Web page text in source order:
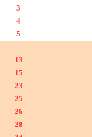
3
4
5
13
15
23
25
26
28